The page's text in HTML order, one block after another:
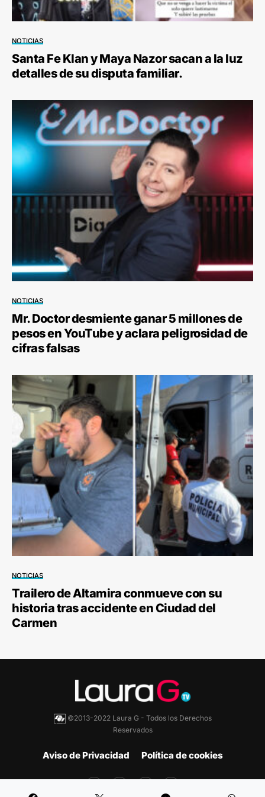
NOTICIAS
Santa Fe Klan y Maya Nazor sacan a la luz
detalles de su disputa familiar.
NOTICIAS
Mr. Doctor desmiente ganar 5 millones de
pesos en YouTube y aclara peligrosidad de
cifras falsas
NOTICIAS
Trailero de Altamira conmueve con su
historia tras accidente en Ciudad del
Carmen
©2013-2022 Laura G - Todos los Derechos
Reservados
Aviso de Privacidad Política de cookies